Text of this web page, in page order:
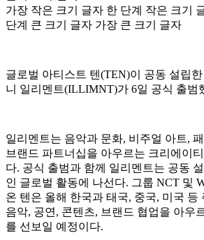
가장 작은 크기 글자 한 단계 작은 크기
단계 큰 크기 글자 가장 큰 크기 글자
글로벌 아티스트 텐(TEN)이 공동 설립
니 일리멘트(ILLIMNT)가 6일 공식 출범
일리멘트는 음악과 문화, 비주얼 아트,
브랜드 파트너십을 아우르는 크리에이
다. 공식 출범과 함께 일리멘트는 공동
인 글로벌 활동에 나선다. 그룹 NCT 및
온 텐은 올해 한국과 태국, 중국, 미국 등
음악, 공연, 콘텐츠, 브랜드 협업을 아우
를 선보일 예정이다.